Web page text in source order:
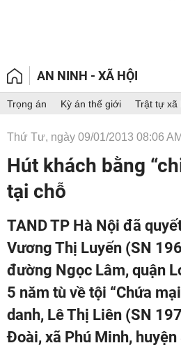
AN NINH - XÃ HỘI
Trọng án Kỳ án thế giới Trật tự xã
Thứ Tư, ngày 09/01/2013 08:06 AM
Hút khách bằng
tại chỗ
TAND TP Hà Nội đã
Vương Thị Luyến (SN
đường Ngọc Lâm, quận
5 năm tù về tội “Chứa
danh, Lê Thị Liên (SN
Đoài, xã Phú Minh,